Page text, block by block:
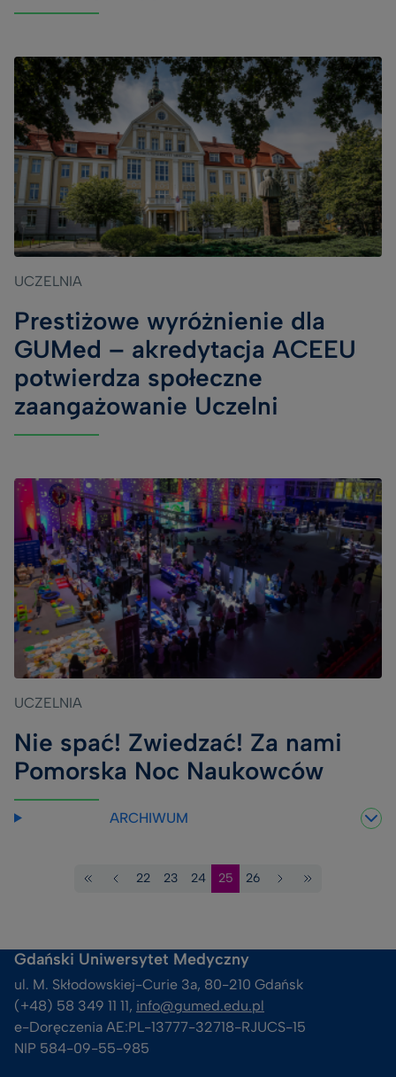
UCZELNIA
Prestiżowe wyróżnienie dla
GUMed – akredytacja ACEEU
potwierdza społeczne
zaangażowanie Uczelni
UCZELNIA
Nie spać! Zwiedzać! Za nami
Pomorska Noc Naukowców
ARCHIWUM
PierwszaPoprzednia
Strona
22
Strona
23
Strona
24
Bieżąca
25
Strona
26
NastępnaOstatnia
Gdański Uniwersytet Medyczny
ul. M. Skłodowskiej-Curie 3a, 80-210 Gdańsk
(+48) 58 349 11 11, info@gumed.edu.pl
e-Doręczenia AE:PL-13777-32718-RJUCS-15
NIP 584-09-55-985